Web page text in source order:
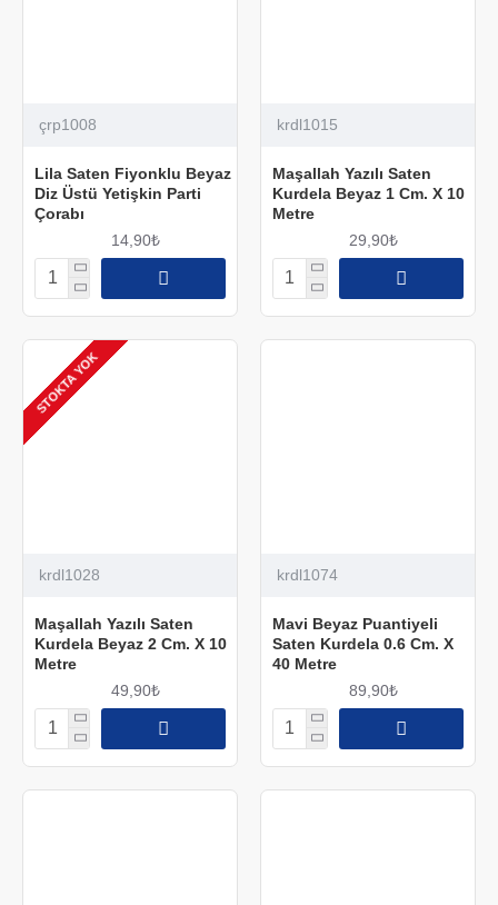
çrp1008
Lila Saten Fiyonklu Beyaz
Diz Üstü Yetişkin Parti
Çorabı
14,90₺
krdl1015
Maşallah Yazılı Saten
Kurdela Beyaz 1 Cm. X 10
Metre
29,90₺
STOKTA YOK
krdl1028
Maşallah Yazılı Saten
Kurdela Beyaz 2 Cm. X 10
Metre
49,90₺
krdl1074
Mavi Beyaz Puantiyeli
Saten Kurdela 0.6 Cm. X
40 Metre
89,90₺